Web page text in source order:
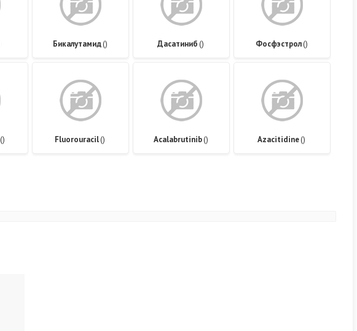
Бикалутамид() Дасатиниб () Фосфэстрол()
() Fluorouracil() Acalabrutinib() Azacitidine()